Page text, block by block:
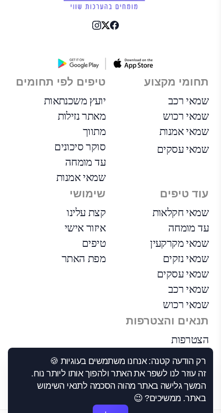
רק הודעה קטנה: אנחנו משתמשים בעוגיות 🍪
זה עוזר לנו לשפר את האתר ולהפוך אותו ליותר נוח.
המשך גלישה באתר מהוה הסכמה לתנאי השימוש
באתר. ממשיכים? 😉
תחומי מקצוע
שמאי רכב
שמאי רכוש
שמאי אמנות
שמאי עסקים
טיפים לפי תחומים
יועץ משכנתאות
מאתר נזילות
מתווך
סוקר סיכונים
עד מומחה
שמאי אמנות
עוד טיפים
שמאי חקלאות
עד מומחה
שמאי מקרקעין
שמאי נזקים
שמאי עסקים
שמאי רכב
שמאי רכוש
שימושי
קצת עלינו
איזור אישי
טיפים
מפת האתר
תנאים והצטרפות
הצטרפות
תנאי שימוש
הצהרת נגישות